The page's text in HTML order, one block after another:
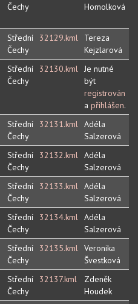
Čechy
Homolková
Střední
Čechy
32129.kml
Tereza
Kejzlarová
Střední
Čechy
32130.kml Je nutné
být
registrován
a přihlášen.
Střední
Čechy
32131.kml Adéla
Salzerová
Střední
Čechy
32132.kml Adéla
Salzerová
Střední
Čechy
32133.kml Adéla
Salzerová
Střední
Čechy
32134.kml Adéla
Salzerová
Střední
Čechy
32135.kml Veronika
Švestková
Střední
Čechy
32137.kml
Zdeněk
Houdek